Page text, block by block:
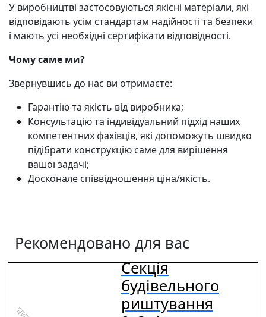
У виробництві застосовуються якісні матеріали, які
відповідають усім стандартам надійності та безпеки
і мають усі необхідні сертифікати відповідності.
Чому саме ми?
Звернувшись до нас ви отримаєте:
Гарантію та якість від виробника;
Консультацію та індивідуальний підхід наших
компетентних фахівців, які допоможуть швидко
підібрати конструкцію саме для вирішення
вашої задачі;
Досконале співвідношення ціна/якість.
Рекомендовано для вас
Секція
будівельного
риштування